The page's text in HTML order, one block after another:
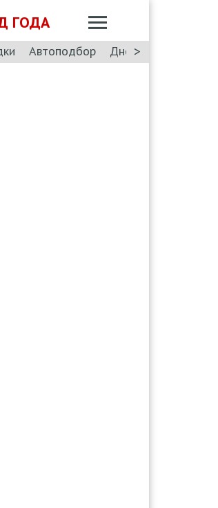
ГОДА
Автоподбор Дневник: Лада Искра
>